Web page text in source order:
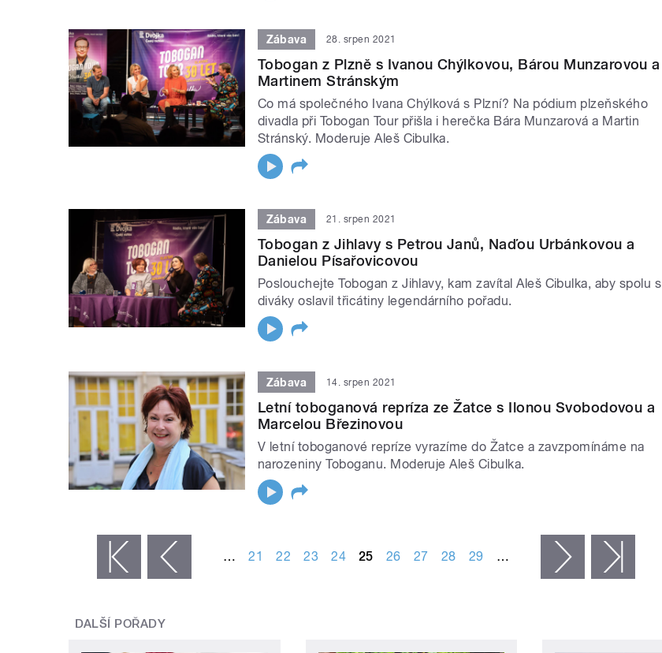
Zábava 28. srpen 2021
Tobogan z Plzně s Ivanou Chýlkovou, Bárou Munzarovou a
Martinem Stránským
Co má společného Ivana Chýlková s Plzní? Na pódium plzeňského
divadla při Tobogan Tour přišla i herečka Bára Munzarová a Martin
Stránský. Moderuje Aleš Cibulka.
Zábava 21. srpen 2021
Tobogan z Jihlavy s Petrou Janů, Naďou Urbánkovou a
Danielou Písařovicovou
Poslouchejte Tobogan z Jihlavy, kam zavítal Aleš Cibulka, aby spolu s
diváky oslavil třicátiny legendárního pořadu.
Zábava 14. srpen 2021
Letní toboganová repríza ze Žatce s Ilonou Svobodovou a
Marcelou Březinovou
V letní toboganové repríze vyrazíme do Žatce a zavzpomínáme na
narozeniny Toboganu. Moderuje Aleš Cibulka.
‹ předchozí … 21 22 23 24 25 26 27 28 29 … následující ›
DALŠÍ POŘADY